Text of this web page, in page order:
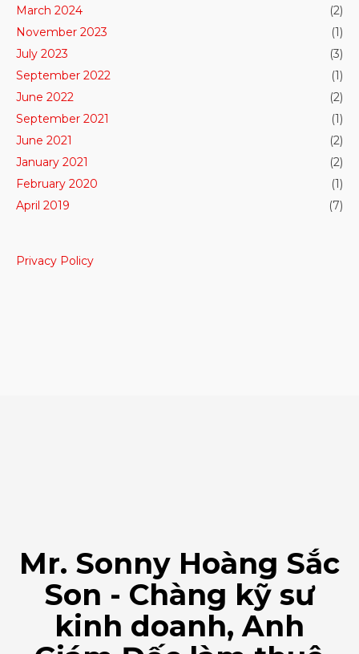
March 2024
(2)
November 2023
(1)
July 2023
(3)
September 2022
(1)
June 2022
(2)
September 2021
(1)
June 2021
(2)
January 2021
(2)
February 2020
(1)
April 2019
(7)
Privacy Policy
Mr. Sonny Hoàng Sắc
Son - Chàng kỹ sư
kinh doanh, Anh